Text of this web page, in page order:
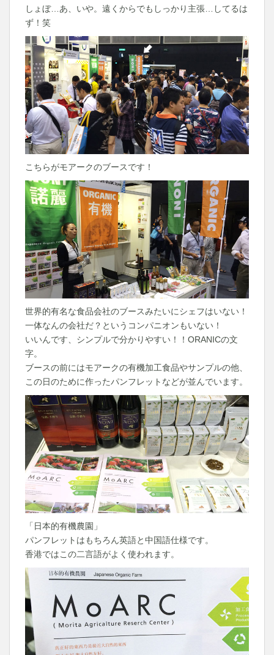
しょぼ…あ、いや。遠くからでもしっかり主張…してるは
ず！笑
こちらがモアークのブースです！
世界的有名な食品会社のブースみたいにシェフはいない！
一体なんの会社だ？というコンパニオンもいない！
いいんです、シンプルで分かりやすい！！ORANICの文
字。
ブースの前にはモアークの有機加工食品やサンプルの他、
この日のために作ったパンフレットなどが並んでいます。
「日本的有機農園」
パンフレットはもちろん英語と中国語仕様です。
香港ではこの二言語がよく使われます。